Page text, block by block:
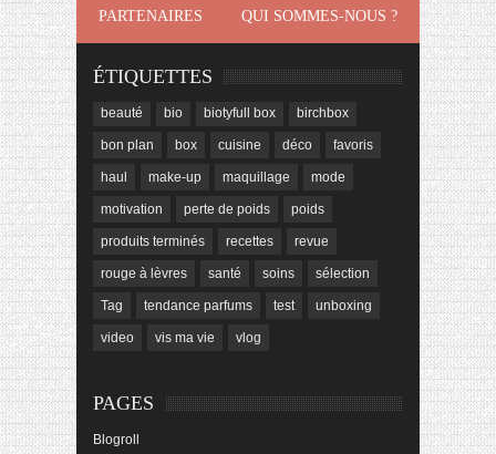
PARTENAIRES
QUI SOMMES-NOUS ?
ÉTIQUETTES
beauté bio biotyfull box birchbox
bon plan box cuisine déco favoris
haul make-up maquillage mode
motivation perte de poids poids
produits terminés recettes revue
rouge à lèvres santé soins sélection
Tag tendance parfums test unboxing
video vis ma vie vlog
PAGES
Blogroll